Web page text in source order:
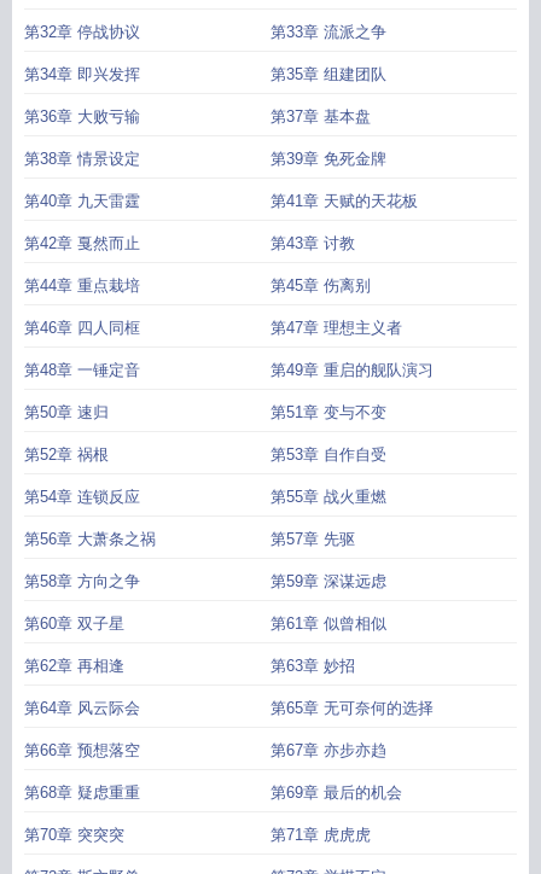
第32章 停战协议 第33章 流派之争
第34章 即兴发挥 第35章 组建团队
第36章 大败亏输 第37章 基本盘
第38章 情景设定 第39章 免死金牌
第40章 九天雷霆 第41章 天赋的天花板
第42章 戛然而止 第43章 讨教
第44章 重点栽培 第45章 伤离别
第46章 四人同框 第47章 理想主义者
第48章 一锤定音 第49章 重启的舰队演习
第50章 速归 第51章 变与不变
第52章 祸根 第53章 自作自受
第54章 连锁反应 第55章 战火重燃
第56章 大萧条之祸 第57章 先驱
第58章 方向之争 第59章 深谋远虑
第60章 双子星 第61章 似曾相似
第62章 再相逢 第63章 妙招
第64章 风云际会 第65章 无可奈何的选择
第66章 预想落空 第67章 亦步亦趋
第68章 疑虑重重 第69章 最后的机会
第70章 突突突 第71章 虎虎虎